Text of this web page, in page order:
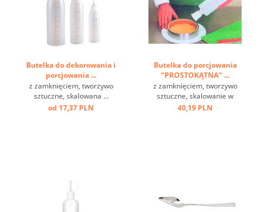
Butelka do dekorowania i
porcjowania ...
z zamknięciem, tworzywo
sztuczne, skalowana ...
od 17,37 PLN
Butelka do porcjowania
"PROSTOKĄTNA" ...
z zamknięciem, tworzywo
sztuczne, skalowanie w
kolorze czerwonym ...
40,19 PLN